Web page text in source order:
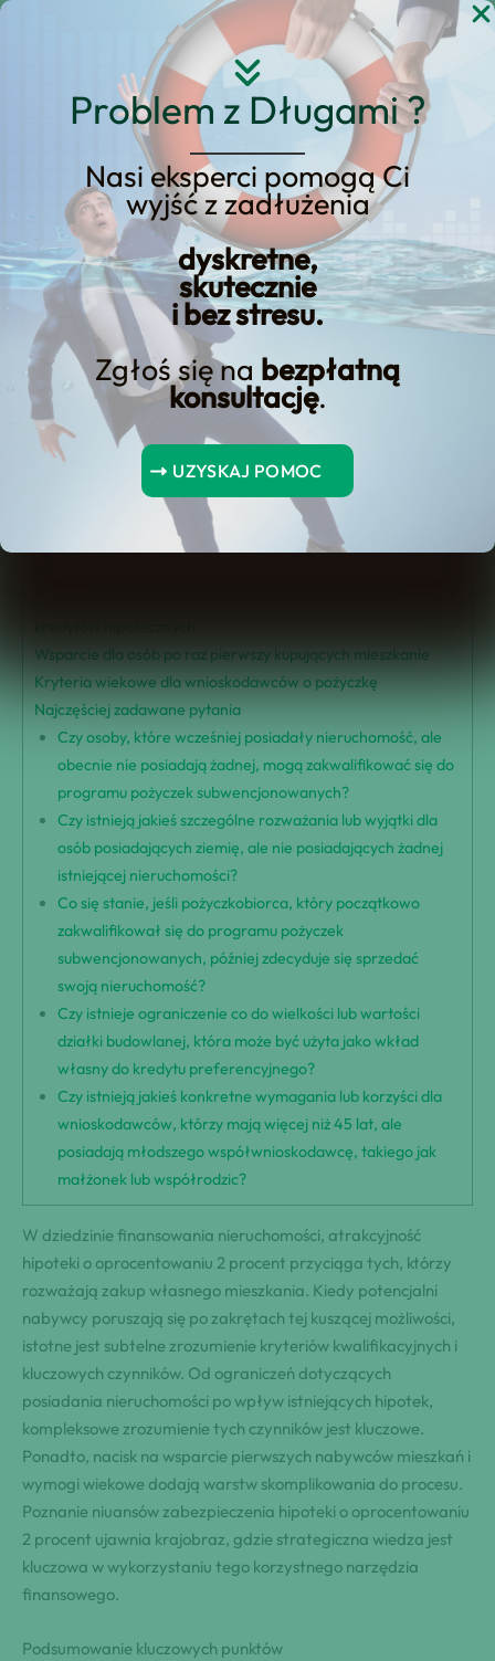
Problem z Długami ?
Nasi eksperci pomogą Ci
wyjść z zadłużenia
dyskretne,
skutecznie
i bez stresu.
Zgłoś się na bezpłatną
konsultację.
UZYSKAJ POMOC
Przejdź
Kredyt hipoteczny w
wysokości 2 procent –
kluczowe informacje
Spis Treści
Podsumowanie kluczowych punktów
Wymagania kwalifikacyjne do otrzymania pożyczki
Wsparcie dla osób po raz pierwszy kupujących mieszkanie
Kryteria wiekowe dla wnioskodawców o pożyczkę
Najczęściej zadawane pytania
Czy osoby, które wcześniej posiadały nieruchomość, ale
obecnie nie posiadają żadnej, mogą zakwalifikować się do
programu pożyczek subwencjonowanych?
Czy istnieją jakieś szczególne rozważania lub wyjątki dla
osób posiadających ziemię, ale nie posiadających żadnej
istniejącej nieruchomości?
Co się stanie, jeśli pożyczkobiorca, który początkowo
zakwalifikował się do programu pożyczek
subwencjonowanych, później zdecyduje się sprzedać
swoją nieruchomość?
Czy istnieje ograniczenie co do wielkości lub wartości
działki budowlanej, która może być użyta jako wkład
własny do kredytu preferencyjnego?
Czy istnieją jakieś konkretne wymagania lub korzyści dla
wnioskodawców, którzy mają więcej niż 45 lat, ale
posiadają młodszego współwnioskodawcę, takiego jak
małżonek lub współrodzic?
W dziedzinie finansowania nieruchomości, atrakcyjność
hipoteki o oprocentowaniu 2 procent przyciąga tych, którzy
rozważają zakup własnego mieszkania. Kiedy potencjalni
nabywcy poruszają się po zakrętach tej kuszącej możliwości,
istotne jest subtelne zrozumienie kryteriów kwalifikacyjnych i
kluczowych czynników. Od ograniczeń dotyczących
posiadania nieruchomości po wpływ istniejących hipotek,
kompleksowe zrozumienie tych czynników jest kluczowe.
Ponadto, nacisk na wsparcie pierwszych nabywców mieszkań i
wymogi wiekowe dodają warstw skomplikowania do procesu.
Poznanie niuansów zabezpieczenia hipoteki o oprocentowaniu
2 procent ujawnia krajobraz, gdzie strategiczna wiedza jest
kluczowa w wykorzystaniu tego korzystnego narzędzia
finansowego.
Podsumowanie kluczowych punktów